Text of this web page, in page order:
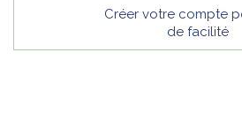
Créer votre compte
de facilité